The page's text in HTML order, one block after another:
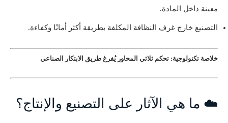
معينة داخل المادة.
التصنيع خارج غرف النظافة المكلفة بطريقة أكثر أمانًا وكفاءة.
خلاصة تكنولوجية: تحكم ثلاثي المحاور يُفرغ طريق الابتكار الصناعي
☁️ ما هي الآثار على التصنيع والإنتاج؟